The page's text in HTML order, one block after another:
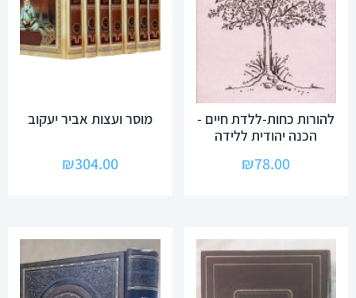
להורות כחות-ללדת חיים -
הכנה יהודית ללידה
₪78.00
מוסר ועצות אביר יעקוב
₪304.00